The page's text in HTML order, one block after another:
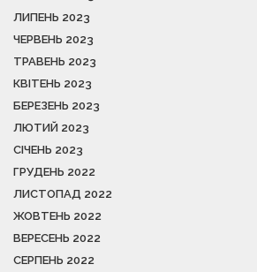
ЛИПЕНЬ 2023
ЧЕРВЕНЬ 2023
ТРАВЕНЬ 2023
КВІТЕНЬ 2023
БЕРЕЗЕНЬ 2023
ЛЮТИЙ 2023
СІЧЕНЬ 2023
ГРУДЕНЬ 2022
ЛИСТОПАД 2022
ЖОВТЕНЬ 2022
ВЕРЕСЕНЬ 2022
СЕРПЕНЬ 2022